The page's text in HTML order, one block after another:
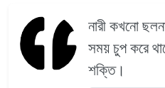
নারী কখনো
সময় চুপ করে
শক্তি।